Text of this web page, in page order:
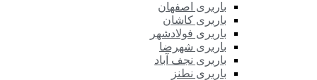
باربری اصفهان
باربری کاشان
باربری فولادشهر
باربری شهرضا
باربری نجف آباد
باربری نطنز